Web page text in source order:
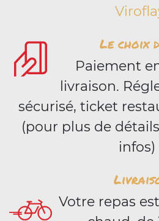
Le choix
Paiement
livraison.
sécurisé, ticket
(pour plus de
infos)
Votre repas